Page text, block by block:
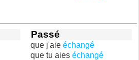
Passé
que j'aie échangé
que tu aies échangé